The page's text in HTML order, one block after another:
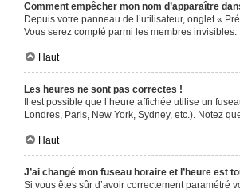
Comment empêcher mon nom d’apparaître
Depuis votre panneau de l’utilisateur, onglet «
Vous serez compté parmi les membres invisibles.
Haut
Les heures ne sont pas correctes !
Il est possible que l’heure affichée utilise un
Londres, Paris, New York, Sydney, etc.). Notez
Haut
J’ai changé mon fuseau horaire et l’heure est
Si vous êtes sûr d’avoir correctement paramétré